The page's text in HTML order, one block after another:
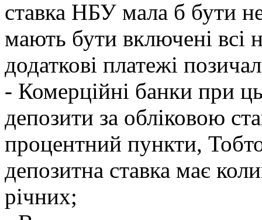
ставка НБУ мала б бути
мають бути включені всі
додаткові платежі
- Комерційні банки при
депозити за обліковою
процентний пункти,
депозитна ставка має
річних;